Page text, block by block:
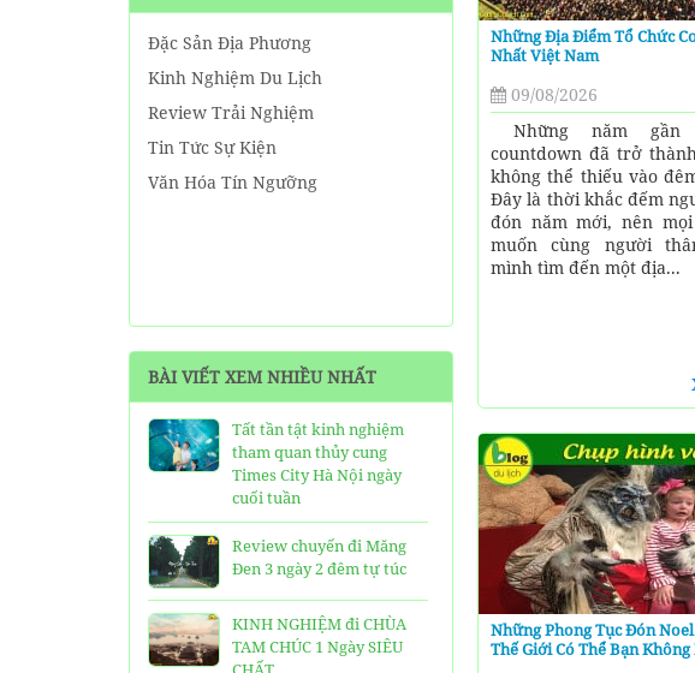
Đặc Sản Địa Phương
Kinh Nghiệm Du Lịch
Review Trải Nghiệm
Tin Tức Sự Kiện
Văn Hóa Tín Ngưỡng
BÀI VIẾT XEM NHIỀU NHẤT
Tất tần tật kinh nghiệm
tham quan thủy cung
Times City Hà Nội ngày
cuối tuần
Review chuyến đi Măng
Đen 3 ngày 2 đêm tự túc
KINH NGHIỆM đi CHÙA
TAM CHÚC 1 Ngày SIÊU
Những Địa Điểm Tổ Chức
Nhất Việt Nam
09/08/2026
Những năm gần
countdown đã trở
không thể thiếu vào
Đây là thời khắc đếm
đón năm mới, nên
muốn cùng người
mình tìm đến một địa...
Những Phong Tục Đón
Thế Giới Có Thể Bạn